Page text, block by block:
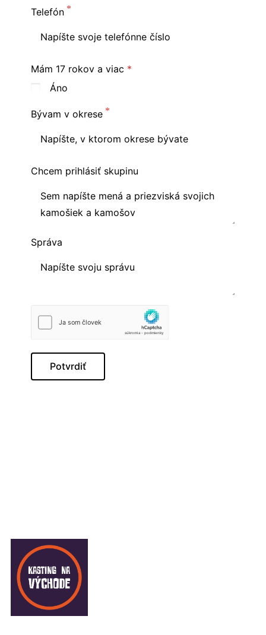
Telefón
Mám 17 rokov a viac
Áno
Bývam v okrese
Chcem prihlásiť skupinu
Správa
Potvrdiť